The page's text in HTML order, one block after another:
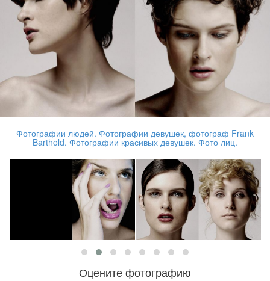
Фотографии людей. Фотографии девушек, фотограф Frank
Barthold. Фотографии красивых девушек. Фото лиц.
Оцените фотографию